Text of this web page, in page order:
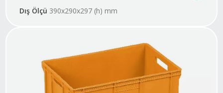
Dış Ölçü 390x290x297 (h) mm